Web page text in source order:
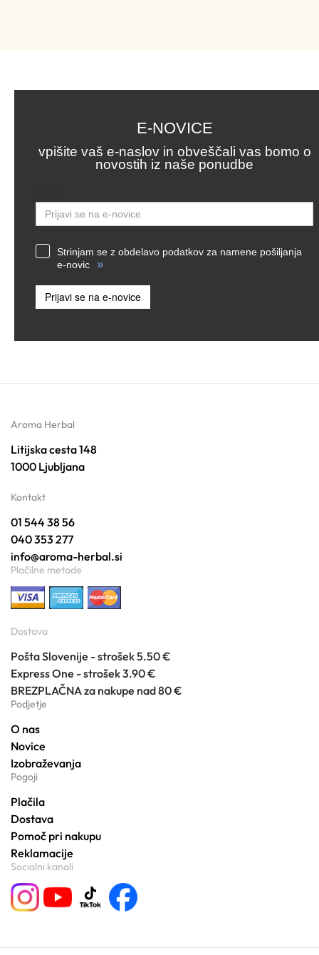
E-NOVICE
vpišite vaš e-naslov in obveščali vas bomo o
novostih iz naše ponudbe
Strinjam se z obdelavo podatkov za namene pošiljanja
e-novic
»
Prijavi se na e-novice
Aroma Herbal
Litijska cesta 148
1000 Ljubljana
Kontakt
01 544 38 56
040 353 277
info@aroma-herbal.si
Plačilne metode
Dostava
Pošta Slovenije - strošek 5.50 €
Express One - strošek 3.90 €
BREZPLAČNA za nakupe nad 80 €
Podjetje
O nas
Novice
Izobraževanja
Pogoji
Plačila
Dostava
Pomoč pri nakupu
Reklamacije
Socialni kanali